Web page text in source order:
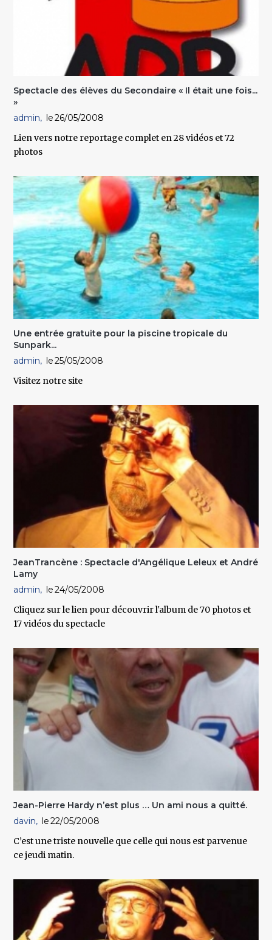
Spectacle des élèves du Secondaire « Il était une fois...
»
admin
26/05/2008
Lien vers notre reportage complet en 28 vidéos et 72
photos
Une entrée gratuite pour la piscine tropicale du
Sunpark...
admin
25/05/2008
Visitez notre site
JeanTrancène : Spectacle d'Angélique Leleux et André
Lamy
admin
24/05/2008
Cliquez sur le lien pour découvrir l'album de 70 photos et
17 vidéos du spectacle
Jean-Pierre Hardy n’est plus … Un ami nous a quitté.
davin
22/05/2008
C’est une triste nouvelle que celle qui nous est parvenue
ce jeudi matin.